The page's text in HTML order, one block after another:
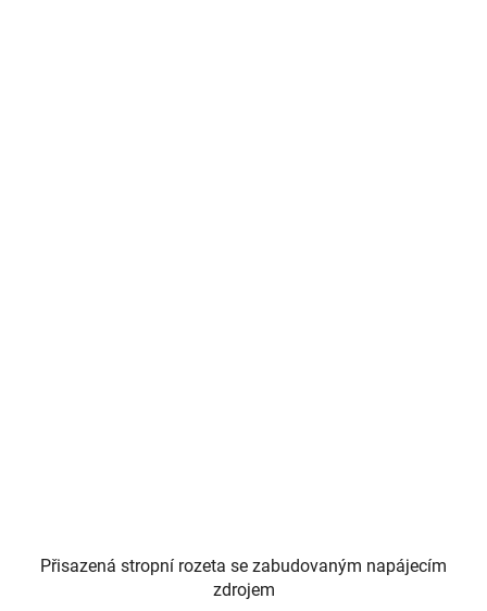
Přisazená stropní rozeta se zabudovaným napájecím
zdrojem